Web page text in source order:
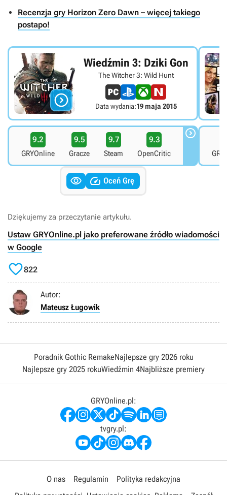
Recenzja gry Horizon Zero Dawn – więcej takiego
postapo!

Wiedźmin 3: Dziki Gon
The Witcher 3: Wild Hunt
Data wydania:19 maja 2015
9.2
GRYOnline
9.5
Gracze
9.7
Steam
9.3
OpenCritic

  Oceń Grę
Dziękujemy za przeczytanie artykułu.
Ustaw GRYOnline.pl jako preferowane źródło wiadomości
w Google
822
Autor:
Mateusz Ługowik
Poradnik Gothic RemakeNajlepsze gry 2026 roku
Najlepsze gry 2025 rokuWiedźmin 4Najbliższe premiery
GRYOnline.pl:
tvgry.pl:
O nas Regulamin
Polityka redakcyjna